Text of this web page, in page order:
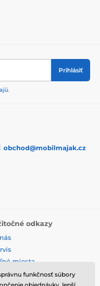
Prihlásiť
.
obchod@mobilmajak.cz
odkazy
miesta
funkčnosť súbory